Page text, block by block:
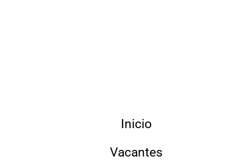
Inicio
Vacantes